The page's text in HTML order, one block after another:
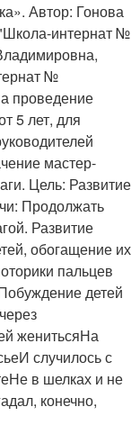
Автор: Гонова
интернат №
№
проведение
5 лет, для
мастер-
Цель: Развитие
Продолжать
Развитие
обогащение их
пальцев
детей
женитьсяНа
случилось с
в шелках и не
конечно,